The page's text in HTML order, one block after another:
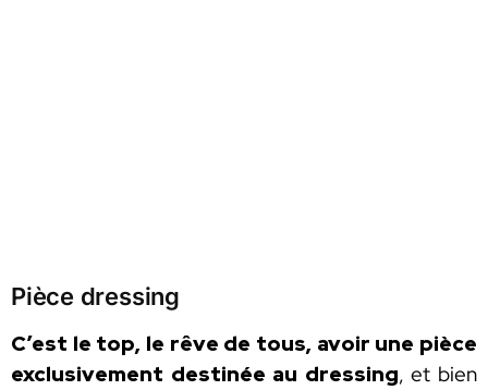
Pièce dressing
C’est le top, le rêve de tous, avoir une pièce
exclusivement destinée au dressing, et bien